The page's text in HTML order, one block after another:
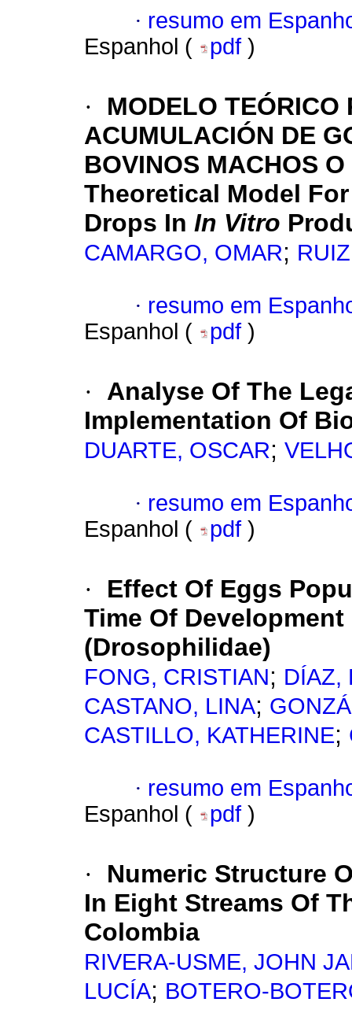
· resumo em
Espanhol (
pdf )
·
MODELO
ACUMULACIÓN DE
BOVINOS MACHOS
Theoretical Model
Drops In In Vitro
CAMARGO, OMAR;
· resumo em
Espanhol (
pdf )
·
Analyse Of The
Implementation Of
DUARTE, OSCAR;
· resumo em
Espanhol (
pdf )
·
Effect Of Eggs
Time Of
(Drosophilidae)
FONG, CRISTIAN; DÍAZ,
CASTANO, LINA;
CASTILLO, KATHERINE;
· resumo em
Espanhol (
pdf )
·
Numeric Structure
In Eight Streams Of
Colombia
RIVERA-USME, JOHN
LUCÍA; BOTERO-